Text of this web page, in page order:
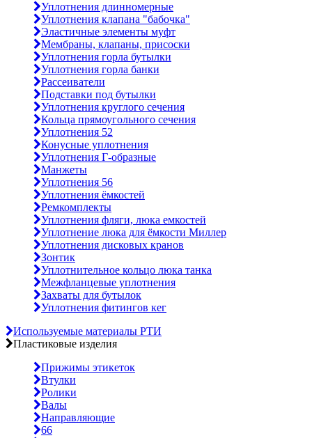
Уплотнения длинномерные
Уплотнения клапана "бабочка"
Эластичные элементы муфт
Мембраны, клапаны, присоски
Уплотнения горла бутылки
Уплотнения горла банки
Рассеиватели
Подставки под бутылки
Уплотнения круглого сечения
Кольца прямоугольного сечения
Уплотнения 52
Конусные уплотнения
Уплотнения Г-образные
Манжеты
Уплотнения 56
Уплотнения ёмкостей
Ремкомплекты
Уплотнения фляги, люка емкостей
Уплотнение люка для ёмкости Миллер
Уплотнения дисковых кранов
Зонтик
Уплотнительное кольцо люка танка
Межфланцевые уплотнения
Захваты для бутылок
Уплотнения фитингов кег
Используемые материалы РТИ
Пластиковые изделия
Прижимы этикеток
Втулки
Ролики
Валы
Направляющие
66